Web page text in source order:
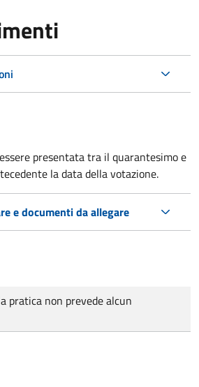
presentata tra il quarantesimo e
la data della votazione.
e documenti da allegare
pratica non prevede alcun